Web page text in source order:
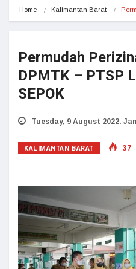
Home Kalimantan Barat
Permudah
DPMTK – PTSP
SEPOK
Tuesday, 9 August 2022.
KALIMANTAN BARAT 37